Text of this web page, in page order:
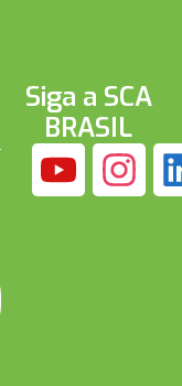
Siga a SCA
BRASIL